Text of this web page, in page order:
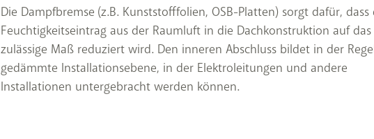
Die Dampfbremse (z.B. Kunststofffolien, OSB-Platten) sorgt dafür, dass
Feuchtigkeitseintrag aus der Raumluft in die Dachkonstruktion auf das
zulässige Maß reduziert wird. Den inneren Abschluss bildet in der
gedämmte Installationsebene, in der Elektroleitungen und andere
Installationen untergebracht werden können.